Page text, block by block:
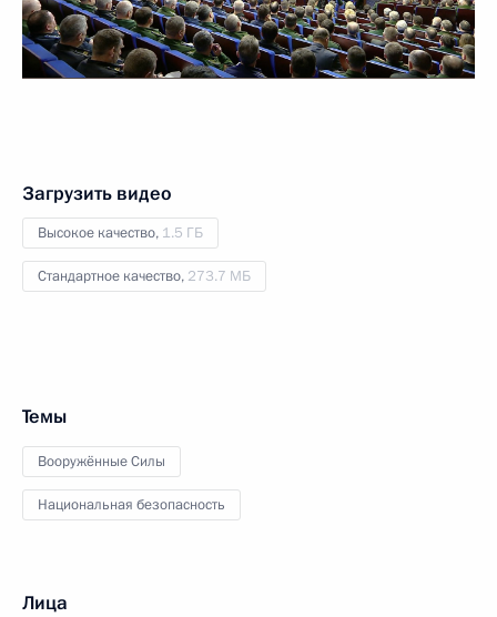
Загрузить видео
Высокое качество, 1.5 ГБ
Стандартное качество, 273.7 МБ
Темы
Вооружённые Силы
Национальная безопасность
Лица